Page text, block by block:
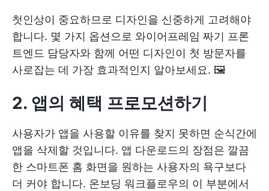
첫인상이 중요하므로 디자인을 신중하게 고려해야
합니다. 몇 가지 옵션으로 와이어프레임 짜기 프론
트엔드 담당자와 함께 어떤 디자인이 첫 방문자를
사로잡는 데 가장 효과적인지 알아보세요. 🖼️
2. 앱의 혜택 프로모션하기
사용자가 앱을 사용할 이유를 찾지 못하면 순식간에
앱을 삭제할 것입니다. 앱 다운로드의 장점은 깔끔
한 스마트폰 홈 화면을 원하는 사용자의 욕구보다
더 커야 합니다. 온보딩 워크플로우의 이 부분에서